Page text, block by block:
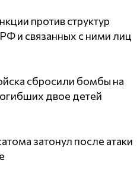
против структур
и связанных с ними лиц
сбросили бомбы на
двое детей
затонул после атаки